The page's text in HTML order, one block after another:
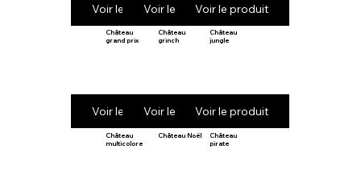
Voir le produitVoir le produitVoir le produit
Château
grand prix
Voir le produit
Château
grinch
Voir le produit
Château
jungle
Voir le produit
Château
multicolore
Château Noël
Château
pirate